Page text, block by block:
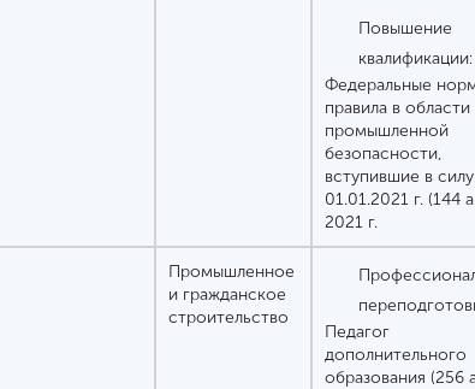
Повышение
квалификации:
Федеральные
правила в области
промышленной
безопасности,
вступившие в силу
01.01.2021 г. (144
2021 г.
Промышленное
и гражданское
строительство
Педагог
дополнительного
образования (256